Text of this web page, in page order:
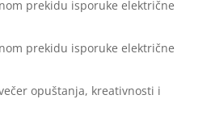
prekidu isporuke električne
prekidu isporuke električne
opuštanja, kreativnosti i